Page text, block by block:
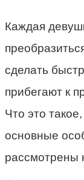
Каждая
сделать
прибегают к
Что это
основные
рассмотрены